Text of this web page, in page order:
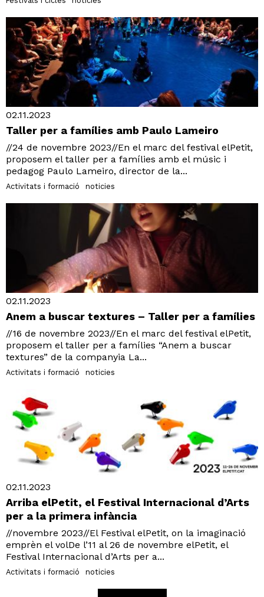
02.11.2023
Taller per a famílies amb Paulo Lameiro
//24 de novembre 2023//En el marc del festival elPetit,
proposem el taller per a famílies amb el músic i
pedagog Paulo Lameiro, director de la...
Activitats i formació noticies
02.11.2023
Anem a buscar textures – Taller per a famílies
//16 de novembre 2023//En el marc del festival elPetit,
proposem el taller per a famílies “Anem a buscar
textures” de la companyia La...
Activitats i formació noticies
02.11.2023
Arriba elPetit, el Festival Internacional d’Arts
per a la primera infància
//novembre 2023//El Festival elPetit, on la imaginació
emprèn el volDe l’11 al 26 de novembre elPetit, el
Festival Internacional d’Arts per a...
Activitats i formació noticies